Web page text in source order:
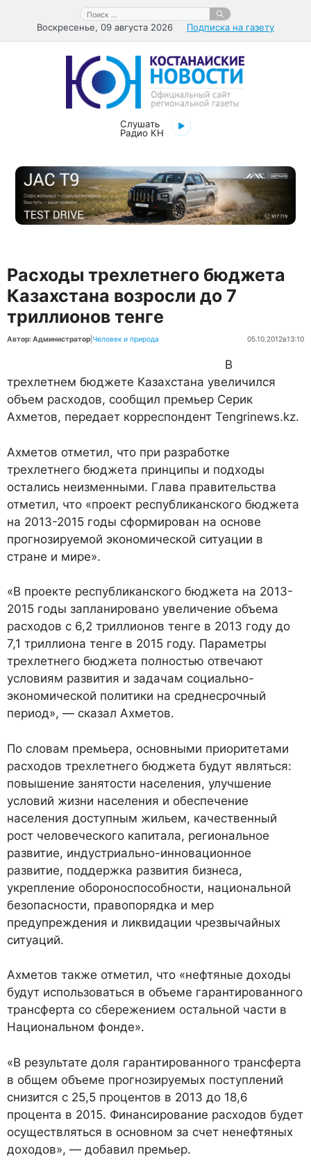
содержимому
Поиск:
Воскресенье, 09 августа 2026 Подписка на газету
Слушать
Радио КН
Расходы трехлетнего бюджета
Казахстана возросли до 7
триллионов тенге
Автор: Администратор Человек и природа 05.10.2012в13:10
В
трехлетнем бюджете Казахстана увеличился
объем расходов, сообщил премьер Серик
Ахметов, передает корреспондент Tengrinews.kz.
Ахметов отметил, что при разработке
трехлетнего бюджета принципы и подходы
остались неизменными. Глава правительства
отметил, что «проект республиканского бюджета
на 2013-2015 годы сформирован на основе
прогнозируемой экономической ситуации в
стране и мире».
«В проекте республиканского бюджета на 2013-
2015 годы запланировано увеличение объема
расходов с 6,2 триллионов тенге в 2013 году до
7,1 триллиона тенге в 2015 году. Параметры
трехлетнего бюджета полностью отвечают
условиям развития и задачам социально-
экономической политики на среднесрочный
период», — сказал Ахметов.
По словам премьера, основными приоритетами
расходов трехлетнего бюджета будут являться:
повышение занятости населения, улучшение
условий жизни населения и обеспечение
населения доступным жильем, качественный
рост человеческого капитала, региональное
развитие, индустриально-инновационное
развитие, поддержка развития бизнеса,
укрепление обороноспособности, национальной
безопасности, правопорядка и мер
предупреждения и ликвидации чрезвычайных
ситуаций.
Ахметов также отметил, что «нефтяные доходы
будут использоваться в объеме гарантированного
трансферта со сбережением остальной части в
Национальном фонде».
«В результате доля гарантированного трансферта
в общем объеме прогнозируемых поступлений
снизится с 25,5 процентов в 2013 до 18,6
процента в 2015. Финансирование расходов будет
осуществляться в основном за счет ненефтяных
доходов», — добавил премьер.